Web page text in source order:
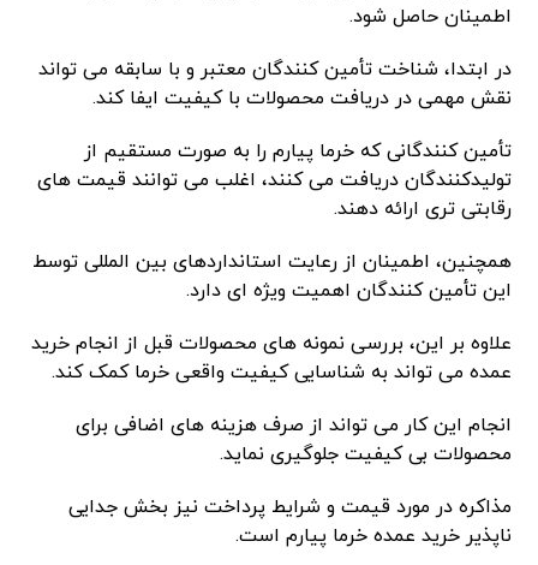
اطمینان حاصل شود.
در ابتدا، شناخت تأمین کنندگان معتبر و با سابقه می تواند
نقش مهمی در دریافت محصولات با کیفیت ایفا کند.
تأمین کنندگانی که خرما پیارم را به صورت مستقیم از
تولیدکنندگان دریافت می کنند، اغلب می توانند قیمت های
رقابتی تری ارائه دهند.
همچنین، اطمینان از رعایت استانداردهای بین المللی توسط
این تأمین کنندگان اهمیت ویژه ای دارد.
علاوه بر این، بررسی نمونه های محصولات قبل از انجام خرید
عمده می تواند به شناسایی کیفیت واقعی خرما کمک کند.
انجام این کار می تواند از صرف هزینه های اضافی برای
محصولات بی کیفیت جلوگیری نماید.
مذاکره در مورد قیمت و شرایط پرداخت نیز بخش جدایی
ناپذیر خرید عمده خرما پیارم است.